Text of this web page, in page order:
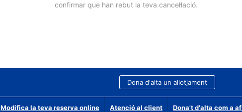
confirmar que han rebut la teva cancel·lació.
Dona d'alta un allotjament
Modifica la teva reserva online Atenció al client Dona't d'alta com a